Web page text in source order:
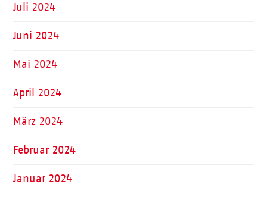
Juli 2024
Juni 2024
Mai 2024
April 2024
März 2024
Februar 2024
Januar 2024